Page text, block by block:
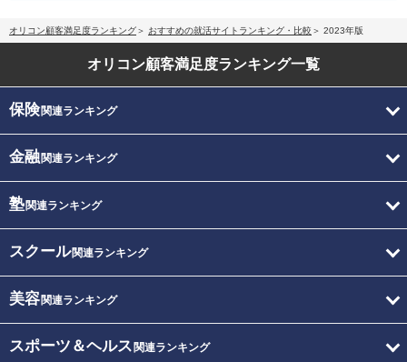
オリコン顧客満足度ランキング おすすめの就活サイトランキング・比較 2023年版
オリコン顧客満足度ランキング一覧
保険関連ランキング
金融関連ランキング
塾関連ランキング
スクール関連ランキング
美容関連ランキング
スポーツ＆ヘルス 関連ランキング